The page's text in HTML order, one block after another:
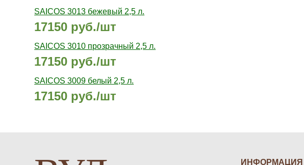
SAICOS 3013 бежевый 2,5 л.
17150 руб./шт
SAICOS 3010 прозрачный 2,5 л.
17150 руб./шт
SAICOS 3009 белый 2,5 л.
17150 руб./шт
ИНФОРМАЦИЯ